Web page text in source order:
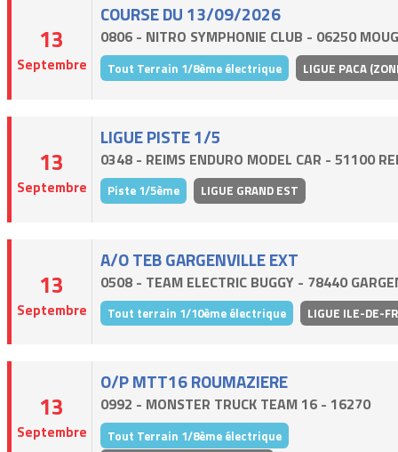
13
Septembre
COURSE DU 13/09/2026
0806 - NITRO SYMPHONIE CLUB - 06250
Tout Terrain 1/8ème électrique LIGUE PACA
13
Septembre
LIGUE PISTE 1/5
0348 - REIMS ENDURO MODEL CAR - 51100
Piste 1/5ème LIGUE GRAND EST
13
Septembre
A/O TEB GARGENVILLE EXT
0508 - TEAM ELECTRIC BUGGY - 78440
Tout terrain 1/10ème électrique LIGUE ILE-DE-
13
Septembre
O/P MTT16 ROUMAZIERE
0992 - MONSTER TRUCK TEAM 16 - 16270
Tout Terrain 1/8ème électrique